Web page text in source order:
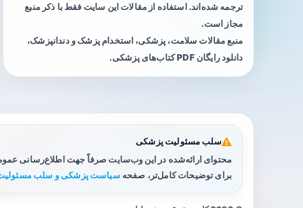
ترجمه شده‌اند. استفاده از مقالات این سایت فقط با ذکر منبع
مجاز است.
منبع مقالات سلامت، پزشکی، استخدام پزشک و دندانپزشک،
دانلود رایگان PDF کتاب‌های پزشکی.
سلب مسئولیت پزشکی
محتوای ارائه‌شده در این وب‌سایت صرفاً جهت اطلاع‌رسانی
برای توضیحات کامل‌تر، صفحه سیاست پزشکی و سلب